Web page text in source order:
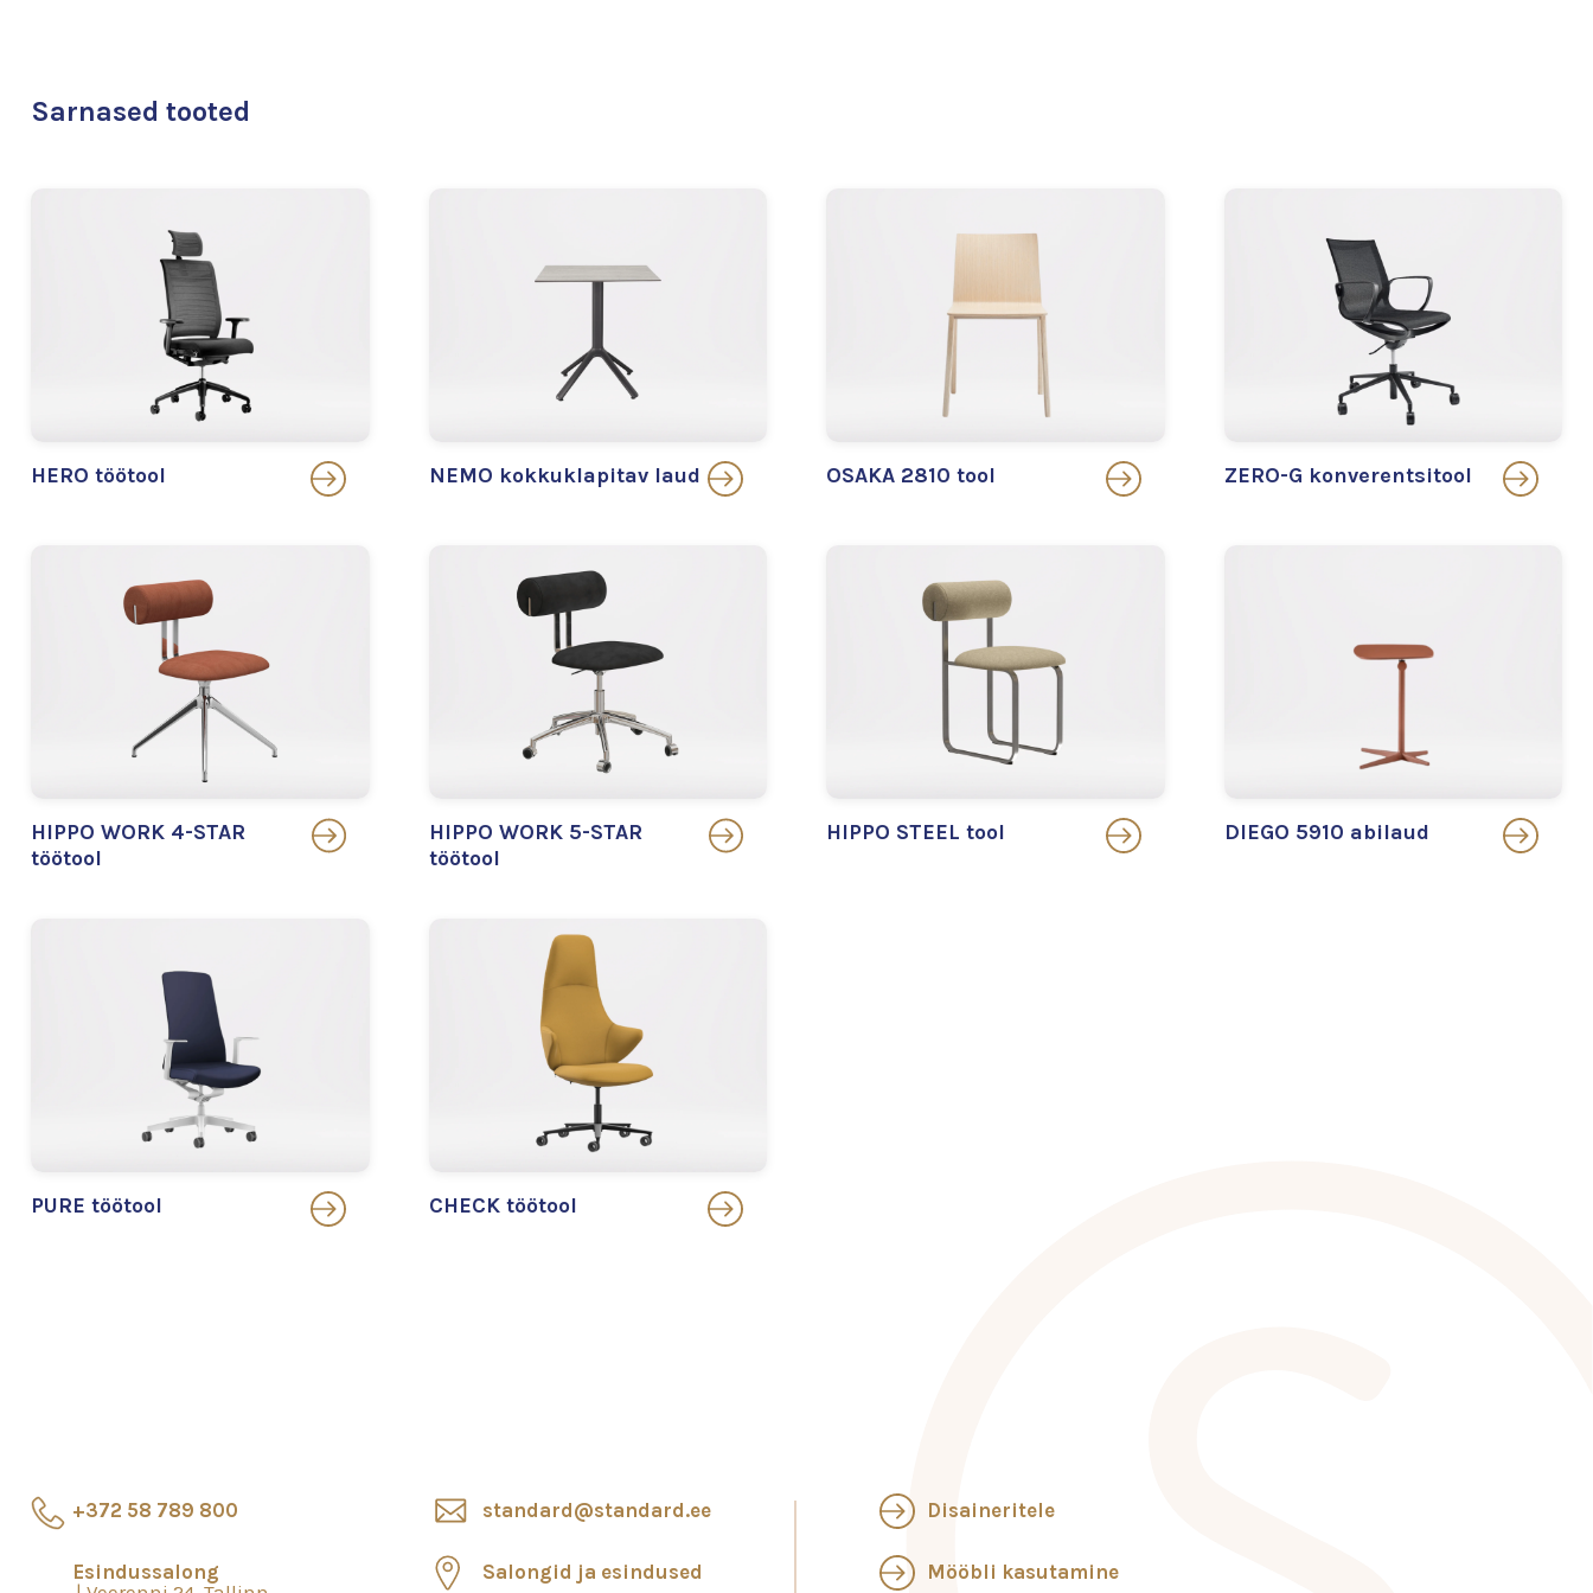
Sarnased tooted
HERO töötool NEMO kokkuklapitav laud OSAKA 2810 tool ZERO-G konverentsitool
HIPPO WORK 4-STAR
töötool
HIPPO WORK 5-STAR
töötool
HIPPO STEEL tool DIEGO 5910 abilaud
PURE töötool CHECK töötool
+372 58 789 800
Esindussalong
standard@standard.ee
Salongid ja esindused
Disaineritele
Mööbli kasutamine